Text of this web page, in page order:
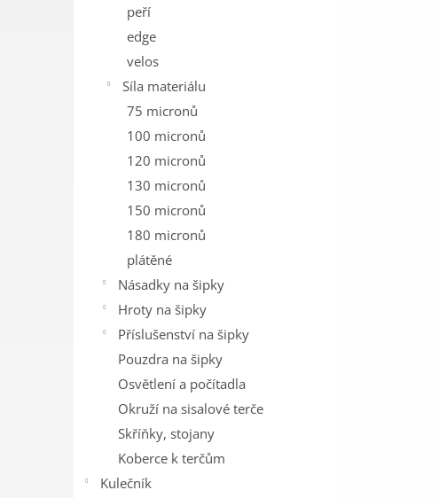
peří
edge
velos
Síla materiálu
75 micronů
100 micronů
120 micronů
130 micronů
150 micronů
180 micronů
plátěné
Násadky na šipky
Hroty na šipky
Příslušenství na šipky
Pouzdra na šipky
Osvětlení a počítadla
Okruží na sisalové terče
Skříňky, stojany
Koberce k terčům
Kulečník